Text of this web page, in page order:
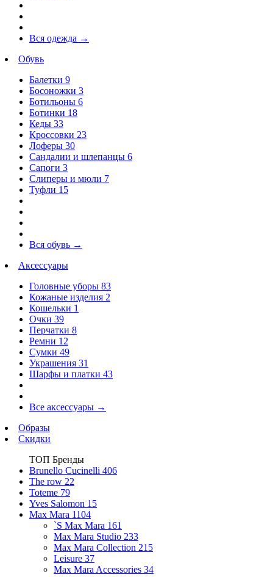
Вся одежда →
Обувь
Балетки 9
Босоножки 3
Ботильоны 6
Ботинки 18
Кеды 33
Кроссовки 23
Лоферы 30
Сандалии и шлепанцы 6
Сапоги 3
Слиперы и мюли 7
Туфли 15
Вся обувь →
Аксессуары
Головные уборы 83
Кожаные изделия 2
Кошельки 1
Очки 39
Перчатки 8
Ремни 12
Сумки 49
Украшения 31
Шарфы и платки 43
Все аксессуары →
Образы
Скидки
ТОП Бренды
Brunello Cucinelli 406
The row 22
Toteme 79
Yves Salomon 15
Max Mara 1104
`S Max Mara 161
Max Mara Studio 233
Max Mara Collection 215
Leisure 37
Max Mara Accessories 34